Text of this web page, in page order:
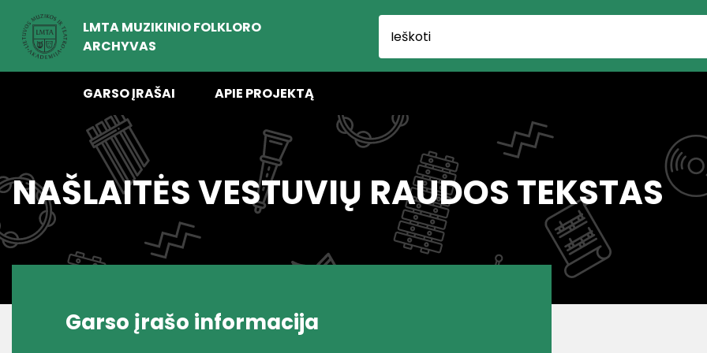
LMTA MUZIKINIO FOLKLORO
ARCHYVAS
GARSO ĮRAŠAI APIE PROJEKTĄ
NAŠLAITĖS VESTUVIŲ RAUDOS TEKSTAS
Garso įrašo informacija